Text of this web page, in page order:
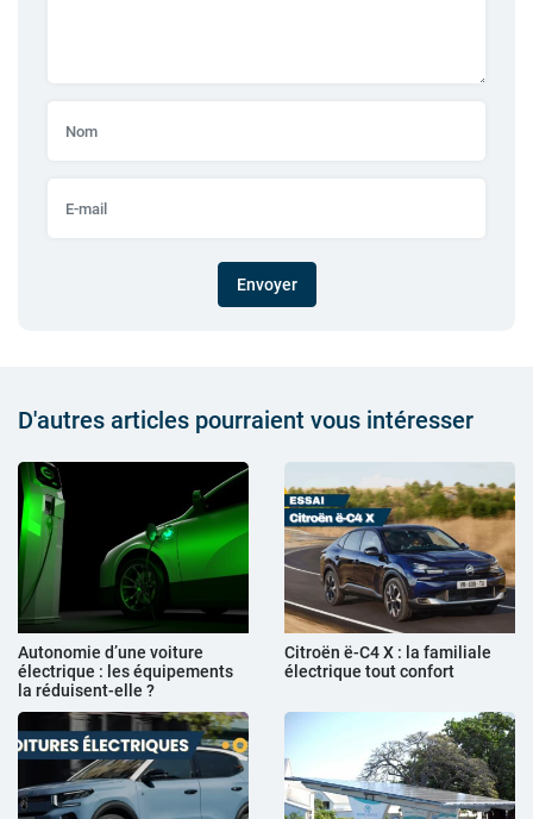
Envoyer
D'autres articles pourraient vous intéresser
Autonomie d’une voiture
électrique : les équipements
la réduisent-elle ?
Citroën ë-C4 X : la familiale
électrique tout confort